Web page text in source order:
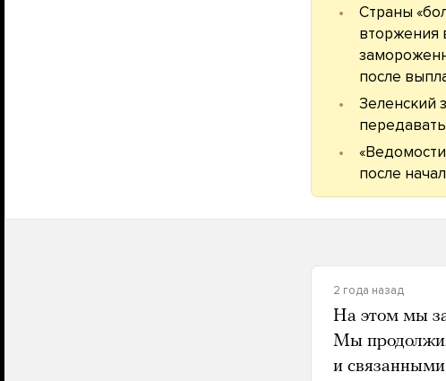
Страны
вторжения
после
Зеленский
после
2 года назад
На этом мы
Мы
и